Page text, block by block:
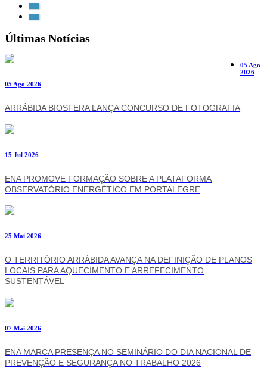
Últimas Notícias
05 Ago 2026
ARRÁBIDA BIOSFERA LANÇA CONCURSO DE FOTOGRAFIA
15 Jul 2026
ENA PROMOVE FORMAÇÃO SOBRE A PLATAFORMA
OBSERVATÓRIO ENERGÉTICO EM PORTALEGRE
25 Mai 2026
O TERRITÓRIO ARRÁBIDA AVANÇA NA DEFINIÇÃO DE PLANOS
LOCAIS PARA AQUECIMENTO E ARREFECIMENTO
SUSTENTÁVEL
07 Mai 2026
ENA MARCA PRESENÇA NO SEMINÁRIO DO DIA NACIONAL DE
PREVENÇÃO E SEGURANÇA NO TRABALHO 2026
05 Ago
2026